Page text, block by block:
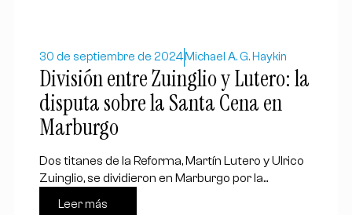
30 de septiembre de 2024 Michael A. G. Haykin
División entre Zuinglio y Lutero: la
disputa sobre la Santa Cena en
Marburgo
Dos titanes de la Reforma, Martín Lutero y Ulrico
Zuinglio, se dividieron en Marburgo por la...
Leer más